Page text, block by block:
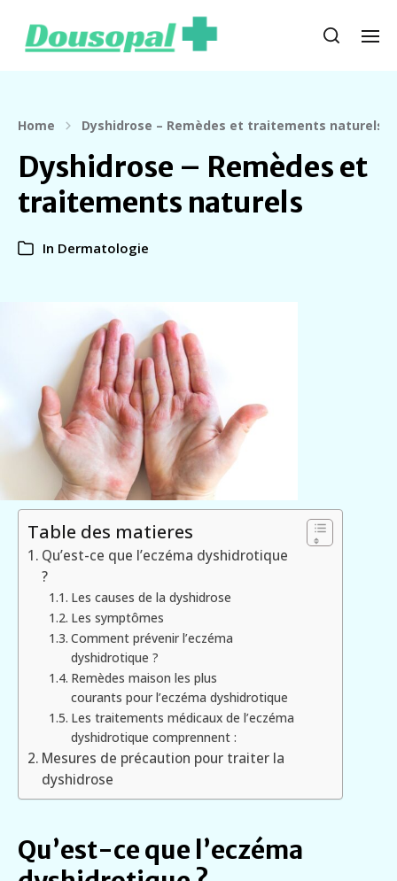
Home Dyshidrose – Remèdes et traitements naturels
Dyshidrose – Remèdes et
traitements naturels
In Dermatologie
Table des matieres
Qu’est-ce que l’eczéma dyshidrotique
?
Les causes de la dyshidrose
Les symptômes
Comment prévenir l’eczéma
dyshidrotique ?
Remèdes maison les plus
courants pour l’eczéma dyshidrotique
Les traitements médicaux de l’eczéma
dyshidrotique comprennent :
Mesures de précaution pour traiter la
dyshidrose
Qu’est-ce que l’eczéma